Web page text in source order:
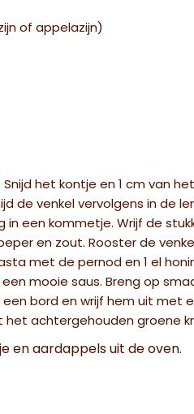
of appelazijn)
het kontje en 1 cm van
de venkel vervolgens in de
in een kommetje. Wrijf de
en zout. Rooster de
met de pernod en 1 el
mooie saus. Breng op
bord en wrijf hem uit met
het achtergehouden groene
en aardappels uit de oven.